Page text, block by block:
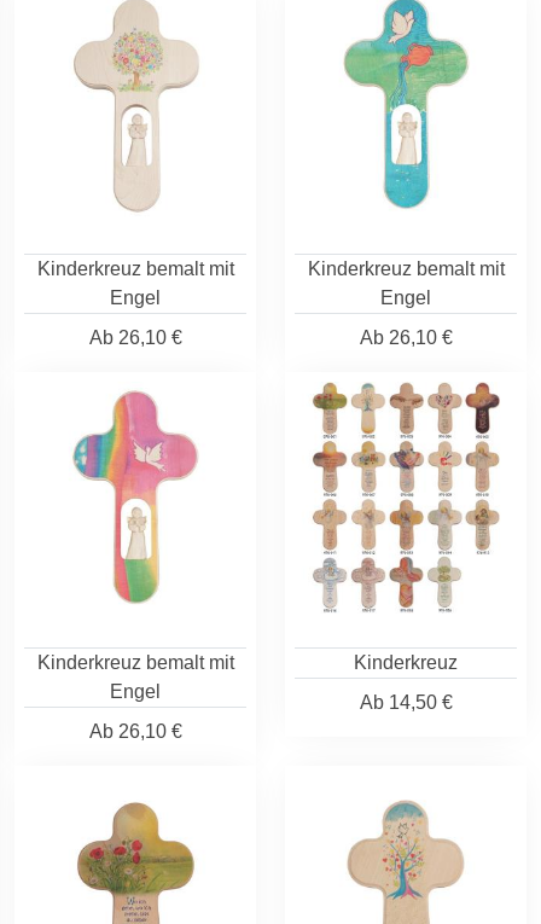
Kinderkreuz bemalt mit
Engel
Ab26,10 €
Kinderkreuz bemalt mit
Engel
Ab26,10 €
Kinderkreuz bemalt mit
Engel
Ab26,10 €
Kinderkreuz
Ab14,50 €